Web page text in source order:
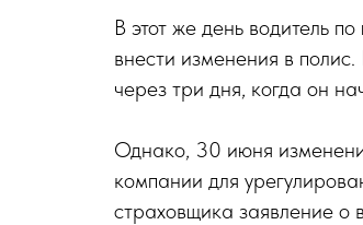
В этот же день водитель
внести изменения в
через три дня, когда он
Однако, 30 июня
компании для
страховщика заявление о